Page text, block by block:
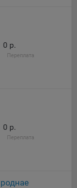
0 р.
Переплата
0 р.
Переплата